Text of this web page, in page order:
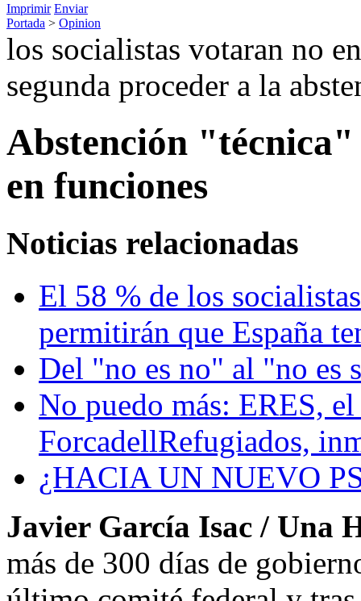
Imprimir Enviar
Portada > Opinion
los socialistas votaran no
segunda proceder a la
Abstención "técnica"
en funciones
Noticias relacionadas
El 58 % de los
permitirán que España
Del "no es no" al "no es
No puedo más: ERES,
ForcadellRefugiados,
¿HACIA UN NUEVO
Javier García Isac / Una
más de 300 días de